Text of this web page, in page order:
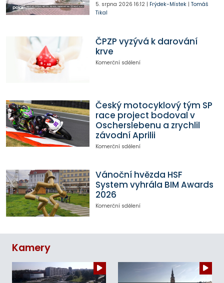
5. srpna 2026 16:12| Frýdek-Místek| Tomáš
Tikal
ČPZP vyzývá k darování
krve
Komerční sdělení
Český motocyklový tým SP
race project bodoval v
Oscherslebenu a zrychlil
závodní Aprilii
Komerční sdělení
Vánoční hvězda HSF
System vyhrála BIM Awards
2026
Komerční sdělení
Kamery